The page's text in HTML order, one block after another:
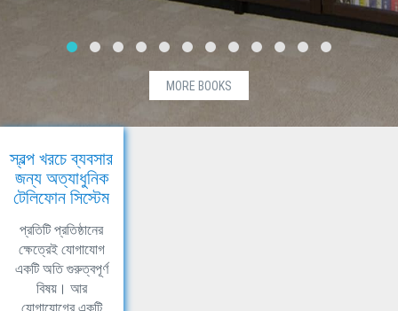
MORE BOOKS
স্বল্প খরচে ব্যবসার
জন্য অত্যাধুনিক
টেলিফোন সিস্টেম
প্রতিটি প্রতিষ্ঠানের
ক্ষেত্রেই যোগাযোগ
একটি অতি গুরুত্বপূর্ণ
বিষয়। আর